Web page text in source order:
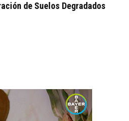
de Suelos Degradados